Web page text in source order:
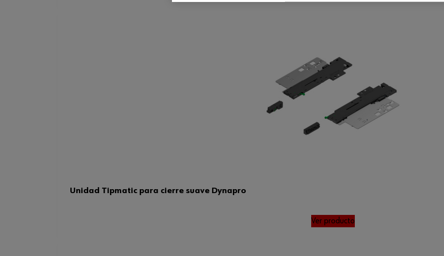
Unidad Tipmatic para cierre suave Dynapro
Ver producto